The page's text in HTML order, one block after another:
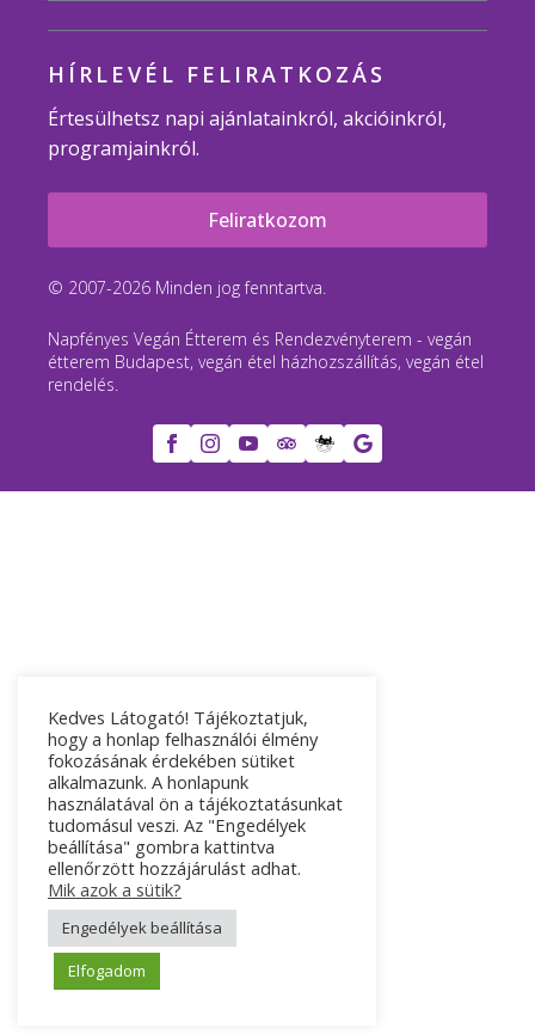
HÍRLEVÉL FELIRATKOZÁS
Értesülhetsz napi ajánlatainkról, akcióinkról,
programjainkról.
Feliratkozom
© 2007-2026 Minden jog fenntartva.
Napfényes Vegán Étterem és Rendezvényterem - vegán
étterem Budapest, vegán étel házhozszállítás, vegán étel
rendelés.
Kedves Látogató! Tájékoztatjuk,
hogy a honlap felhasználói élmény
fokozásának érdekében sütiket
alkalmazunk. A honlapunk
használatával ön a tájékoztatásunkat
tudomásul veszi. Az "Engedélyek
beállítása" gombra kattintva
ellenőrzött hozzájárulást adhat.
Mik azok a sütik?
Engedélyek beállítása
Elfogadom